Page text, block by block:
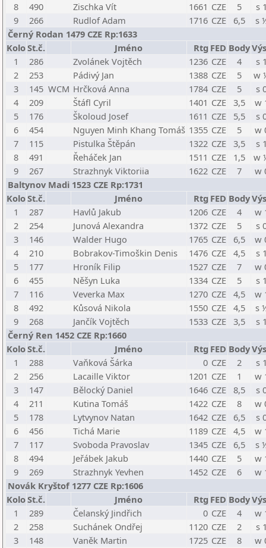
8
490 Zischka Vít 1661 CZE 5
s
9
266 Rudlof Adam 1716 CZE 6,5
s
Černý Rodan 1479 CZE Rp:1633
KoloSt.č. Jméno Rtg FED Body
1
286 Zvolánek Vojtěch 1236 CZE 4
s
2
253 Pádivý Jan 1388 CZE 5
w
3
145 WCM Hrčková Anna 1784 CZE 5
s
4
209 Štáfl Cyril 1401 CZE 3,5
w
5
176 Školoud Josef 1611 CZE 5,5
s
6
454 Nguyen Minh Khang Tomáš 1355 CZE 5
w
7
115 Pistulka Štěpán 1322 CZE 3,5
s
8
491 Řeháček Jan 1511 CZE 1,5
w
9
267 Strazhnyk Viktoriia 1622 CZE 7
w
Baltynov Madi 1523 CZE Rp:1731
KoloSt.č. Jméno Rtg FED Body
1
287 Havlů Jakub 1206 CZE 4
w
2
254 Junová Alexandra 1372 CZE 5
s
3
146 Walder Hugo 1765 CZE 6,5
w
4
210 Bobrakov-Timoškin Denis 1476 CZE 4,5
s
5
177 Hroník Filip 1527 CZE 7
w
6
455 Něšyn Luka 1334 CZE 5
s
7
116 Veverka Max 1270 CZE 4,5
w
8
492 Kůsová Nikola 1550 CZE 4,5
s
9
268 Jančík Vojtěch 1533 CZE 3,5
s
Černý Ren 1452 CZE Rp:1660
KoloSt.č. Jméno Rtg FED Body
1
288 Vaňková Šárka 0 CZE 2
s
2
256 Lacaille Viktor 1201 CZE 1
w
3
147 Bělocký Daniel 1646 CZE 8,5
s
4
211 Kutina Tomáš 1422 CZE 8
w
5
178 Lytvynov Natan 1642 CZE 6,5
s
6
456 Tichá Marie 1189 CZE 4,5
w
7
117 Svoboda Pravoslav 1345 CZE 6,5
s
8
494 Jeřábek Jakub 1440 CZE 5
w
9
269 Strazhnyk Yevhen 1452 CZE 6
w
Novák Kryštof 1277 CZE Rp:1606
KoloSt.č. Jméno Rtg FED Body
1
289 Čelanský Jindřich 0 CZE 4
w
2
258 Suchánek Ondřej 1120 CZE 2
s
3
148 Vaněk Martin 1725 CZE 8
w